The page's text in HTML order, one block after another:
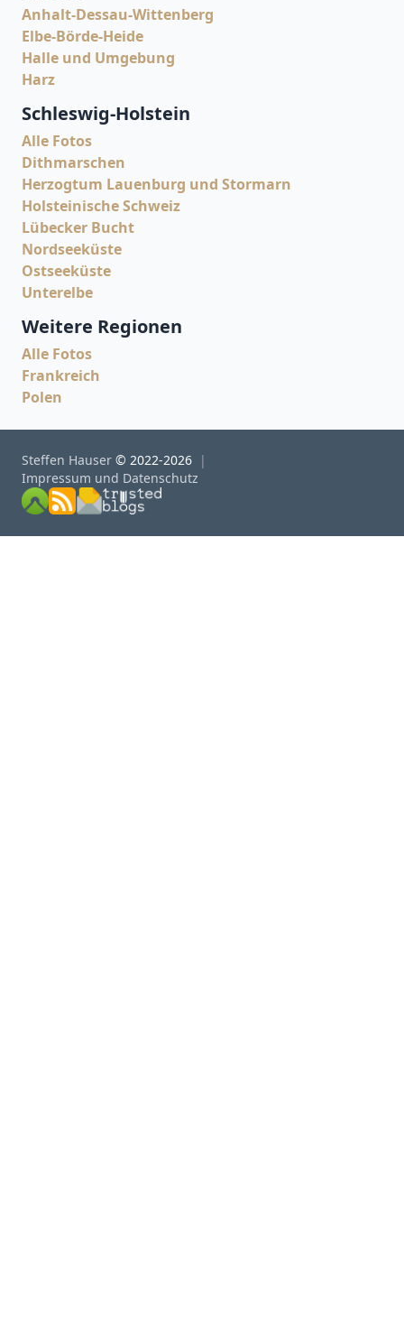
Anhalt-Dessau-Wittenberg
Elbe-Börde-Heide
Halle und Umgebung
Harz
Schleswig-Holstein
Alle Fotos
Dithmarschen
Herzogtum Lauenburg und Stormarn
Holsteinische Schweiz
Lübecker Bucht
Nordseeküste
Ostseeküste
Unterelbe
Weitere Regionen
Alle Fotos
Frankreich
Polen
Steffen Hauser © 2022-2026
Impressum und Datenschutz